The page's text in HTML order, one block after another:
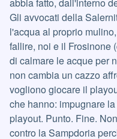
abbia fatto, dall'interno
Gli avvocati della
l'acqua al proprio
fallire, noi e il Frosinone
di calmare le acque per
non cambia un cazzo
vogliono giocare il
che hanno: impugnare
playout. Punto. Fine.
contro la Sampdoria